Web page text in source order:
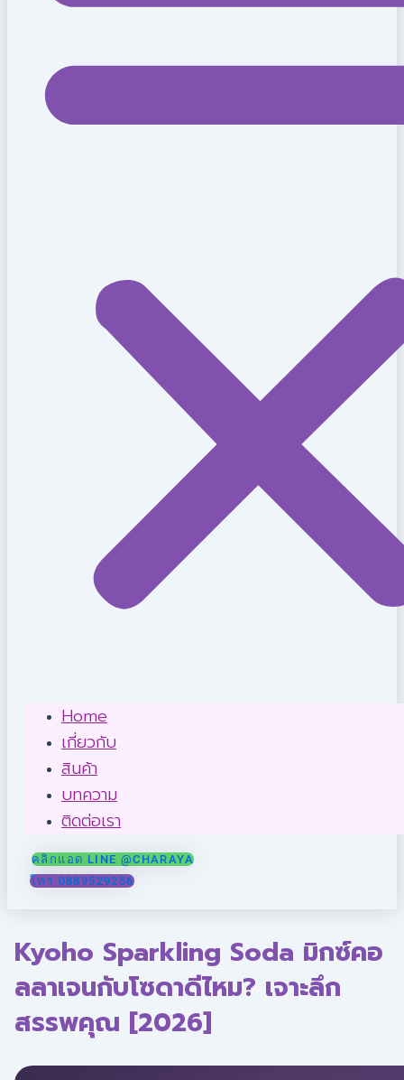
Home
เกี่ยวกับ
สินค้า
บทความ
ติดต่อเรา
คลิกแอด LINE @CHARAYA
โทร 0889529256
Kyoho Sparkling Soda มิกซ์คอ
ลลาเจนกับโซดาดีไหม? เจาะลึก
สรรพคุณ [2026]